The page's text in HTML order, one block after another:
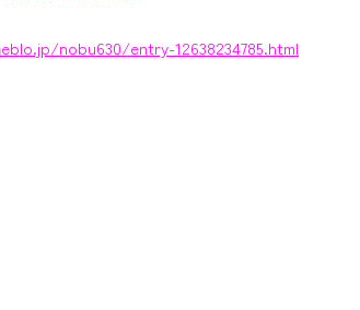
nobu630/entry-12638234785.html